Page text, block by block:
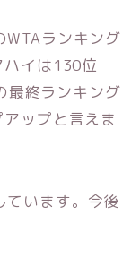
ランキング
イは130位
最終ランキング
ップと言えま
ています。今後